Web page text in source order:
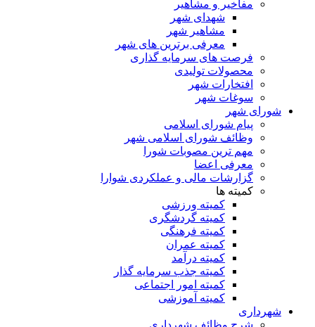
مفاخیر و مشاهیر
شهدای شهر
مشاهیر شهر
معرفی برترین های شهر
فرصت های سرمایه گذاری
محصولات تولیدی
افتخارات شهر
سوغات شهر
شورای شهر
پیام شورای اسلامی
وظائف شورای اسلامی شهر
مهم ترین مصوبات شورا
معرفی اعضا
گزارشات مالی و عملکردی شوارا
کمیته ها
کمیته ورزشی
کمیته گردشگری
کمیته فرهنگی
کمیته عمران
کمیته درآمد
کمیته جذب سرمایه گذار
کمیته امور اجتماعی
کمیته آموزشی
شهرداری